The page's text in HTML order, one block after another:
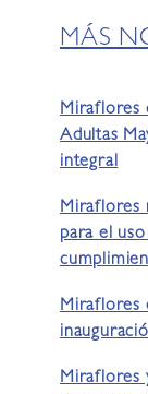
MÁS
Miraflores
Adultas
integral
Miraflores
para el
Miraflores
Miraflores